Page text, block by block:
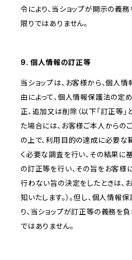
令により、当ショップが開示の義
限りではありません。
9. 個人情報の訂正等
当ショップは、お客様から、個人
由によって、個人情報保護法の定
正、追加又は削除（以下「訂正等」
た場合には、お客様ご本人からの
の上で、利用目的の達成に必要な
く必要な調査を行い、その結果に
の訂正等を行い、その旨をお客様
行わない旨の決定をしたときは、
知いたします。）。但し、個人情報
り、当ショップが訂正等の義務を
ではありません。